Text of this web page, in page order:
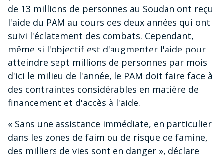
de 13 millions de personnes au Soudan ont reçu
l'aide du PAM au cours des deux années qui ont
suivi l'éclatement des combats. Cependant,
même si l'objectif est d'augmenter l'aide pour
atteindre sept millions de personnes par mois
d'ici le milieu de l'année, le PAM doit faire face à
des contraintes considérables en matière de
financement et d'accès à l'aide.
« Sans une assistance immédiate, en particulier
dans les zones de faim ou de risque de famine,
des milliers de vies sont en danger », déclare